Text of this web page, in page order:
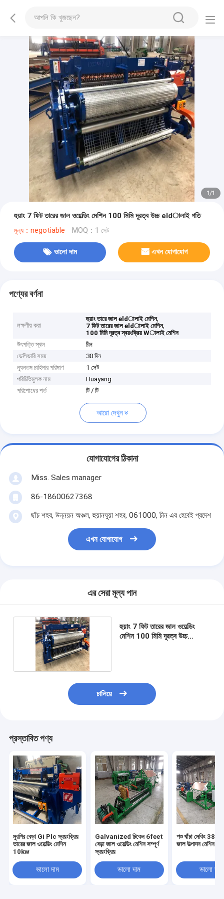
1/1
হুয়াং 7 ফিট তারের জাল ওয়েল্ডিং মেশিন 100 মিমি দূরত্ব উচ্চ eldালাই গতি
মূল্য：negotiable MOQ：1 সেট
ভালো দাম এখন যোগাযোগ
পণ্যের বর্ণনা
লক্ষণীয় করা
হুয়াং তারে জাল eldালাই মেশিন,
7 ফিট তারের জাল eldালাই মেশিন,
100 মিমি দূরত্ব স্বয়ংক্রিয় Wালাই মেশিন
উৎপত্তি স্থল
চীন
ডেলিভারি সময়
30 দিন
ন্যূনতম চাহিদার পরিমাণ
1 সেট
পরিচিতিমুলক নাম
Huayang
পরিশোধের শর্ত
টি / টি
আরো দেখুন
যোগাযোগের ঠিকানা
Miss. Sales manager
86-18600627368
ছাঁচ শহর, উন্নয়ন অঞ্চল, হুয়ানঘুয়া শহর, 061000, চীন এর হেবেই প্রদেশ
এখন যোগাযোগ
এর সেরা মূল্য পান
হুয়াং 7 ফিট তারের জাল ওয়েল্ডিং
মেশিন 100 মিমি দূরত্ব উচ্চ
চালিয়ে
প্রস্তাবিত পণ্য
মুরগির বেড়া Gi Plc স্বয়ংক্রিয়
তারের জাল ওয়েল্ডিং মেশিন
10kw
ভালো দাম
Galvanized চিকেন 6feet
বেড়া জাল ওয়েল্ডিং মেশিন সম্পূর্ণ
স্বয়ংক্রিয়
ভালো দাম
পশু খাঁচা মেকিং
জাল উত্পাদন মেশিন
ভালো দাম